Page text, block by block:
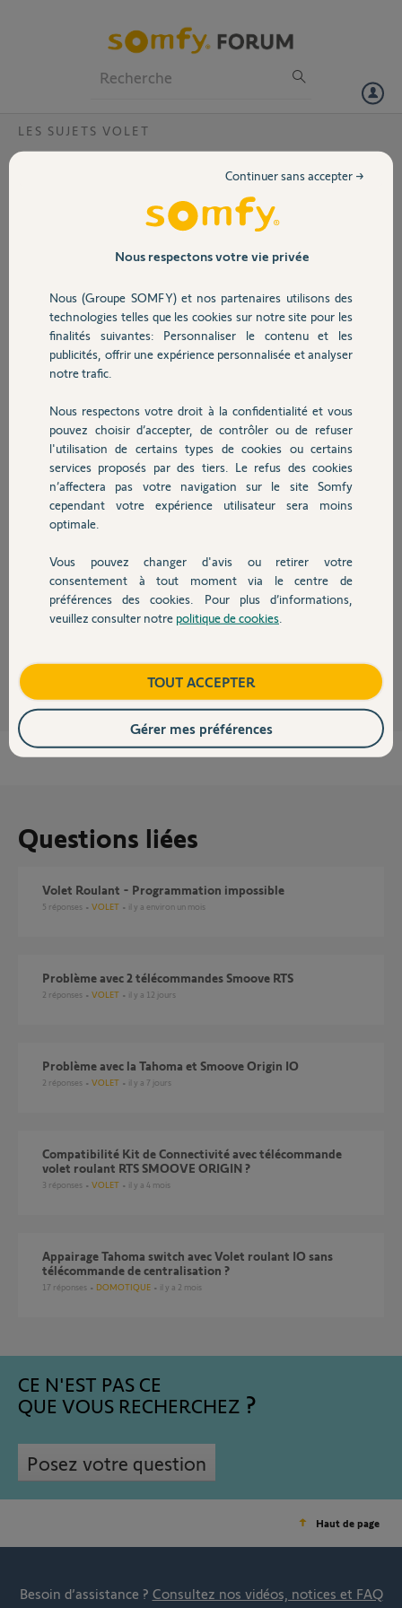
Volet
Sécurité
Domotique
Chauffage
Autres produits
Devis avec un pro
Contact
LES SUJETS VOLET
Dysfonctionnement télécommande
Une de mes télécommandes de volet smoove ne fonctionne plus. La
led ne s’allume plus malgré une interversion de pile avec une
Est ce que je dois la changer ou y a t’il des tests à faire ?
sego S.
il y a plus de 6 ans
Réponses
Bonjour
elle est défaillante.
Une télécommande Smoove est garantie 5 ans.
Bonne journée !
Questions liées
Volet Roulant - Programmation impossible
5 réponses VOLET il y a environ un mois
Problème avec 2 télécommandes Smoove RTS
2 réponses VOLET il y a 12 jours
Problème avec la Tahoma et Smoove Origin IO
2 réponses VOLET il y a 7 jours
Compatibilité Kit de Connectivité avec télécommande
volet roulant RTS SMOOVE ORIGIN ?
3 réponses VOLET il y a 4 mois
Appairage Tahoma switch avec Volet roulant IO sans
télécommande de centralisation ?
17 réponses DOMOTIQUE il y a 2 mois
CE N'EST PAS CE
QUE VOUS RECHERCHEZ
Posez votre question
Haut de page
Besoin d’assistance ? Consultez nos vidéos, notices et FAQ
Nous respectons votre vie privée
Nous (Groupe SOMFY) et nos partenaires utilisons des
technologies telles que les cookies sur notre site pour les
finalités suivantes: Personnaliser le contenu et les
publicités, offrir une expérience personnalisée et analyser
notre trafic.
Nous respectons votre droit à la confidentialité et vous
pouvez choisir d’accepter, de contrôler ou de refuser
l'utilisation de certains types de cookies ou certains
services proposés par des tiers. Le refus des cookies
n’affectera pas votre navigation sur le site Somfy
cependant votre expérience utilisateur sera moins
optimale.
Vous pouvez changer d'avis ou retirer votre
consentement à tout moment via le centre de
préférences des cookies. Pour plus d’informations,
veuillez consulter notre politique de cookies
Continuer sans accepter →
TOUT ACCEPTER
Gérer mes préférences